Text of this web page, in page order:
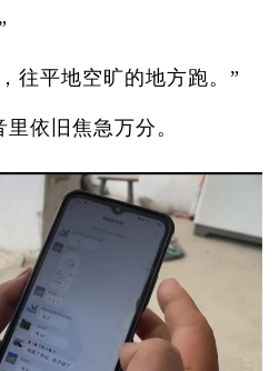
往平地空旷的地方跑。”
依旧焦急万分。